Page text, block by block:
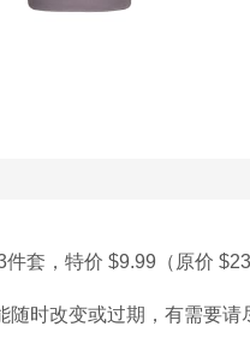
套，特价 $9.99（原价
随时改变或过期，有需要请